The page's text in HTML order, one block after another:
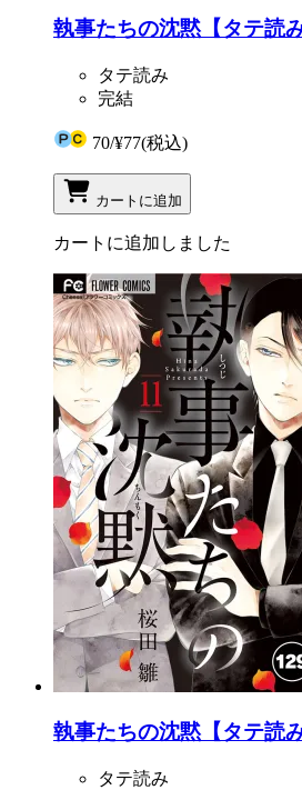
執事たちの沈黙【タテ読
タテ読み
完結
70/¥77(税込)
カートに追加
カートに追加しました
執事たちの沈黙【タテ読
タテ読み